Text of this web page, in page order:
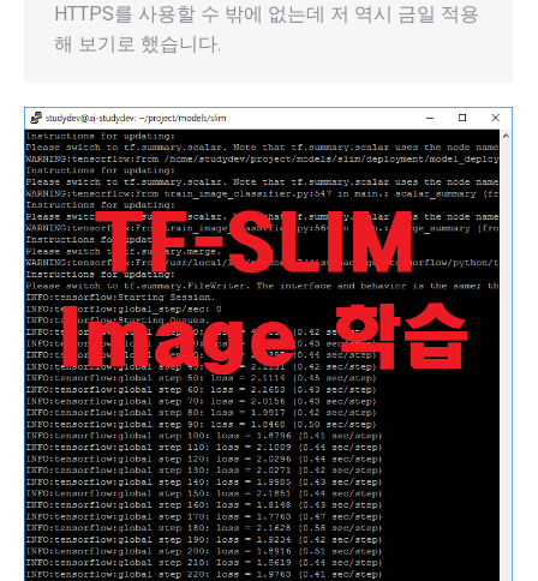
HTTPS를 사용할 수 밖에 없는데 저 역시 금일 적용
해 보기로 했습니다.